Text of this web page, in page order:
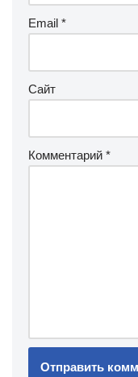
Email *
Сайт
Комментарий *